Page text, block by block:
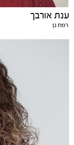
ענת אורבך
רמת גן